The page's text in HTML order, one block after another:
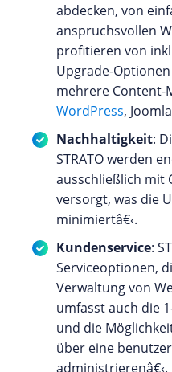
abdecken, von
anspruchsvollen
profitieren von
Upgrade-
mehrere Content-
WordPress,
Nachhaltigkeit:
STRATO werden
ausschließlich mit
versorgt, was die
minimiertâ€‹.
Kundenservice:
Serviceoptionen,
Verwaltung von
umfasst auch die
und die
über eine
administrierenâ€‹.